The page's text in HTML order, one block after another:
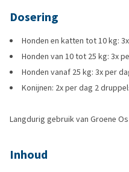
Dosering
Honden en katten tot 10 kg:
Honden van 10 tot 25 kg: 3x
Honden vanaf 25 kg: 3x per
Konijnen: 2x per dag 2
Langdurig gebruik van Groene
Inhoud